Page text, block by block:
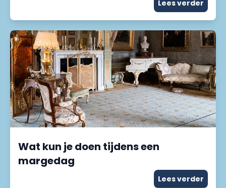
Lees verder
Wat kun je doen tijdens een
margedag
Lees verder